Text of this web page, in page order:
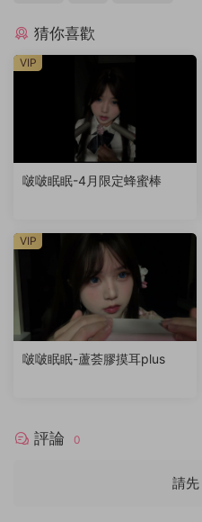
猜你喜歡
啵啵眠眠-4月限定蜂蜜棒
VIP
啵啵眠眠-蘆荟膠摸耳plus
VIP
評論 0
請先